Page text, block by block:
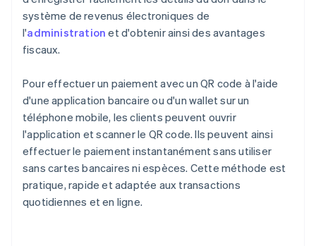
système de revenus électroniques de
l'administration et d'obtenir ainsi des avantages
fiscaux.
Pour effectuer un paiement avec un QR code à l'aide
d'une application bancaire ou d'un wallet sur un
téléphone mobile, les clients peuvent ouvrir
l'application et scanner le QR code. Ils peuvent ainsi
effectuer le paiement instantanément sans utiliser
sans cartes bancaires ni espèces. Cette méthode est
pratique, rapide et adaptée aux transactions
quotidiennes et en ligne.